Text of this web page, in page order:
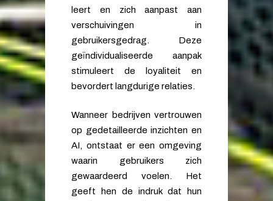
leert en zich aanpast aan
verschuivingen in
gebruikersgedrag. Deze
geïndividualiseerde aanpak
stimuleert de loyaliteit en
bevordert langdurige relaties.
Wanneer bedrijven vertrouwen
op gedetailleerde inzichten en
AI, ontstaat er een omgeving
waarin gebruikers zich
gewaardeerd voelen. Het
geeft hen de indruk dat hun